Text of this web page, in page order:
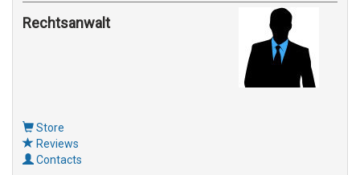
Rechtsanwalt
Store
Reviews
Contacts